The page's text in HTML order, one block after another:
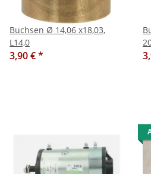
Buchsen Ø 14,06 x18,03,
L14,0
3,90 €*